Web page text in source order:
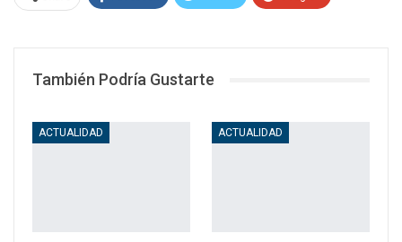
También Podría Gustarte
ACTUALIDAD ACTUALIDAD